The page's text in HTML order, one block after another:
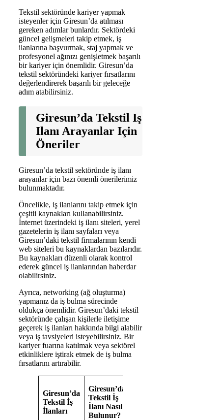
Tekstil sektöründe kariyer yapmak
isteyenler için Giresun’da atılması
gereken adımlar bunlardır. Sektördeki
güncel gelişmeleri takip etmek, iş
ilanlarına başvurmak, staj yapmak ve
profesyonel ağınızı genişletmek başarılı
bir kariyer için önemlidir. Giresun’da
tekstil sektöründeki kariyer fırsatlarını
değerlendirerek başarılı bir geleceğe
adım atabilirsiniz.
Giresun’da Tekstil Iş
Ilanı Arayanlar Için
Öneriler
Giresun’da tekstil sektöründe iş ilanı
arayanlar için bazı önemli önerilerimiz
bulunmaktadır.
Öncelikle, iş ilanlarını takip etmek için
çeşitli kaynakları kullanabilirsiniz.
İnternet üzerindeki iş ilanı siteleri, yerel
gazetelerin iş ilanı sayfaları veya
Giresun’daki tekstil firmalarının kendi
web siteleri bu kaynaklardan bazılarıdır.
Bu kaynakları düzenli olarak kontrol
ederek güncel iş ilanlarından haberdar
olabilirsiniz.
Ayrıca, networking (ağ oluşturma)
yapmanız da iş bulma sürecinde
oldukça önemlidir. Giresun’daki tekstil
sektöründe çalışan kişilerle iletişime
geçerek iş ilanları hakkında bilgi alabilir
veya iş tavsiyeleri isteyebilirsiniz. Bir
kariyer fuarına katılmak veya sektörel
etkinliklere iştirak etmek de iş bulma
fırsatlarını artırabilir.
Giresun’da
Tekstil İş
İlanları
Giresun’da
Tekstil İş
İlanı Nasıl
Bulunur?